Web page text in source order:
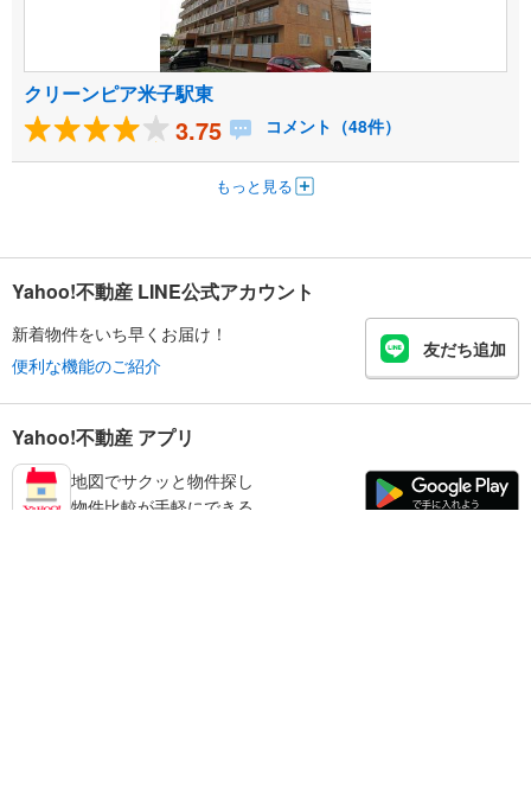
クリーンピア米子駅東
3.75 コメント（48件）
もっと見る
Yahoo!不動産 LINE公式アカウント
新着物件をいち早くお届け！
便利な機能のご紹介
友だち追加
Yahoo!不動産 アプリ
地図でサクッと物件探し
物件比較が手軽にできる